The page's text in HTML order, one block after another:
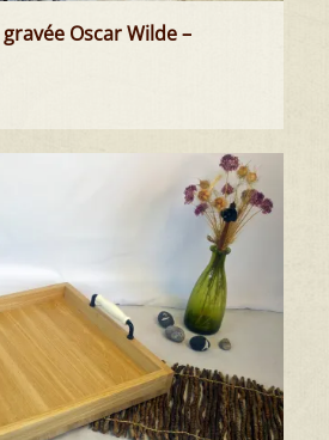
Oscar Wilde –